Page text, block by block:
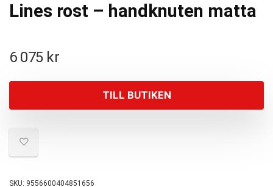
Lines rost – handknuten matta
6 075 kr
TILL BUTIKEN
SKU: 9556600404851656